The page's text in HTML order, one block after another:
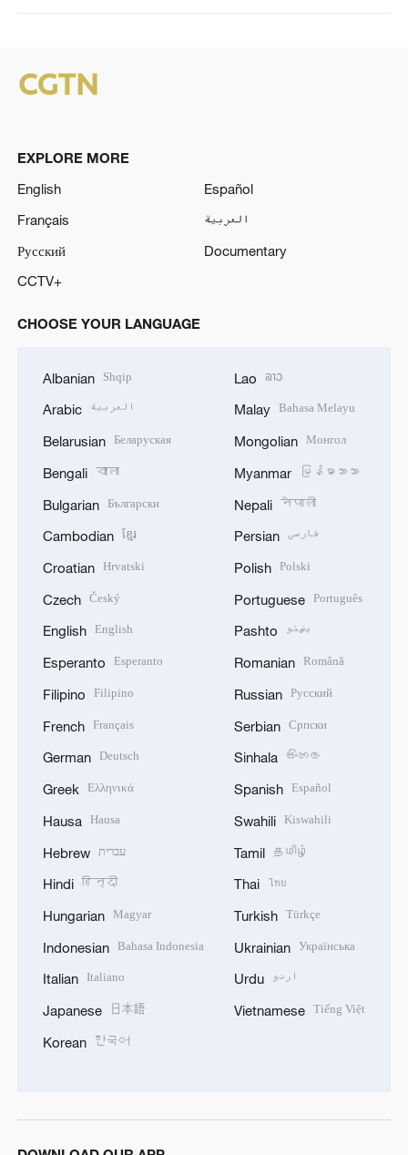
EXPLORE MORE
English
Español
Français
العربية
Русский
Documentary
CCTV+
CHOOSE YOUR LANGUAGE
Albanian Shqip
Arabic العربية
Belarusian Беларуская
Bengali বাংলা
Bulgarian Български
Cambodian ខ្មែរ
Croatian Hrvatski
Czech Český
English English
Esperanto Esperanto
Filipino Filipino
French Français
German Deutsch
Greek Ελληνικά
Hausa Hausa
Hebrew עברית
Hindi हिन्दी
Hungarian Magyar
Indonesian Bahasa Indonesia
Italian Italiano
Japanese 日本語
Korean 한국어
Lao ລາວ
Malay Bahasa Melayu
Mongolian Монгол
Myanmar မြန်မာဘာသာ
Nepali नेपाली
Persian فارسی
Polish Polski
Portuguese Português
Pashto پښتو
Romanian Română
Russian Русский
Serbian Српски
Sinhala සිංහල
Spanish Español
Swahili Kiswahili
Tamil தமிழ்
Thai ไทย
Turkish Türkçe
Ukrainian Українська
Urdu اردو
Vietnamese Tiếng Việt